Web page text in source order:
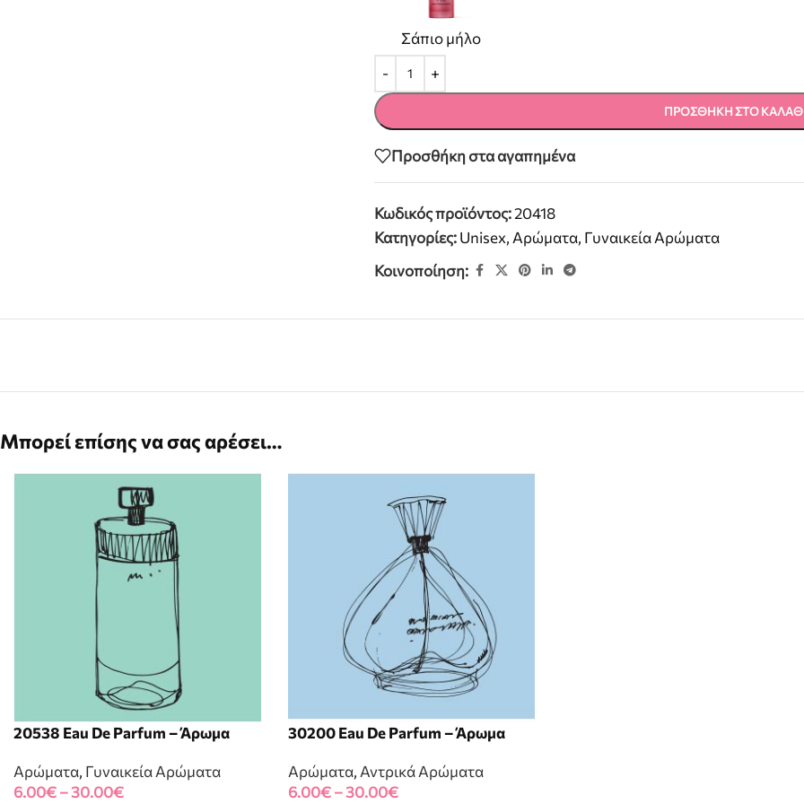
Σάπιο μήλο
ΠΡΟΣΘΉΚΗ ΣΤΟ
Προσθήκη στα αγαπημένα
Κωδικός προϊόντος:20418
Κατηγορίες:Unisex, Αρώματα, Γυναικεία Αρώματα
Κοινοποίηση:
Μπορεί επίσης να σας αρέσει…
20538 Eau De Parfum – Άρωμα
Αρώματα, Γυναικεία Αρώματα
6.00€–30.00€
30200 Eau De Parfum – Άρωμα
Αρώματα, Αντρικά Αρώματα
6.00€ –30.00€